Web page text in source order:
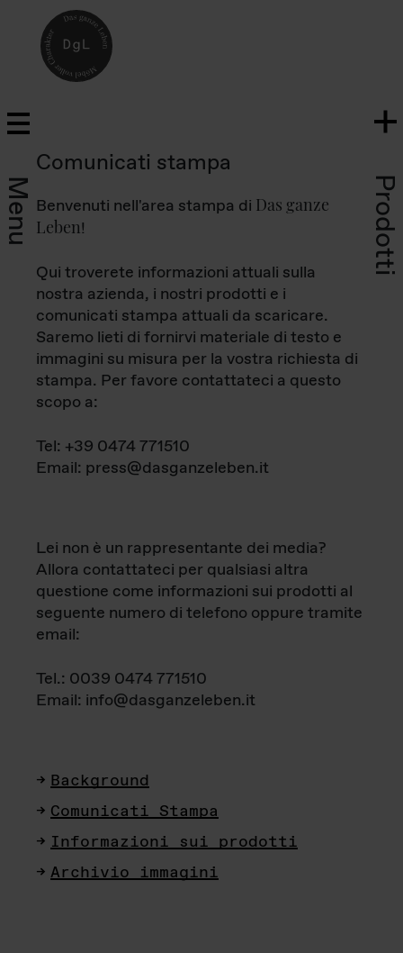
Menu Prodotti
Comunicati stampa
Benvenuti nell'area stampa di Das ganze
Leben!
Qui troverete informazioni attuali sulla
nostra azienda, i nostri prodotti e i
comunicati stampa attuali da scaricare.
Saremo lieti di fornirvi materiale di testo e
immagini su misura per la vostra richiesta di
stampa. Per favore contattateci a questo
scopo a:
Tel: +39 0474 771510
Email: press@dasganzeleben.it
Lei non è un rappresentante dei media?
Allora contattateci per qualsiasi altra
questione come informazioni sui prodotti al
seguente numero di telefono oppure tramite
email:
Tel.: 0039 0474 771510
Email: info@dasganzeleben.it
Background
Comunicati Stampa
Informazioni sui prodotti
Archivio immagini